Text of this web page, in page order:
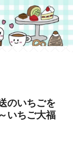
のいちごを
いちご大福